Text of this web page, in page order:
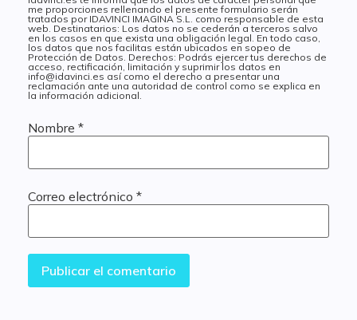
me proporciones rellenando el presente formulario serán
tratados por IDAVINCI IMAGINA S.L. como responsable de esta
web. Destinatarios: Los datos no se cederán a terceros salvo
en los casos en que exista una obligación legal. En todo caso,
los datos que nos facilitas están ubicados en sopeo de
Protección de Datos. Derechos: Podrás ejercer tus derechos de
acceso, rectificación, limitación y suprimir los datos en
info@idavinci.es así como el derecho a presentar una
reclamación ante una autoridad de control como se explica en
la información adicional.
Nombre *
Correo electrónico *